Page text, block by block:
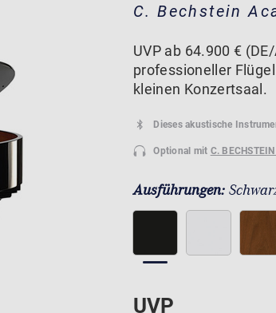
C. Bechstein
UVP ab 64.900 €
professioneller
kleinen Konzertsaal.
Dieses akustische
Optional mit C.
Ausführungen:
UVP